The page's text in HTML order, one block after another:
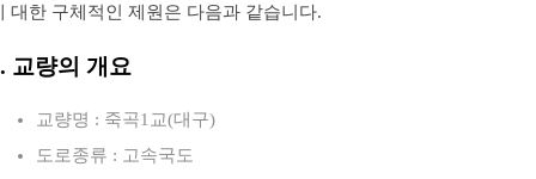
대한 구체적인 제원은 다음과 같습니다.
교량의 개요
교량명 : 죽곡1교(대구)
도로종류 : 고속국도